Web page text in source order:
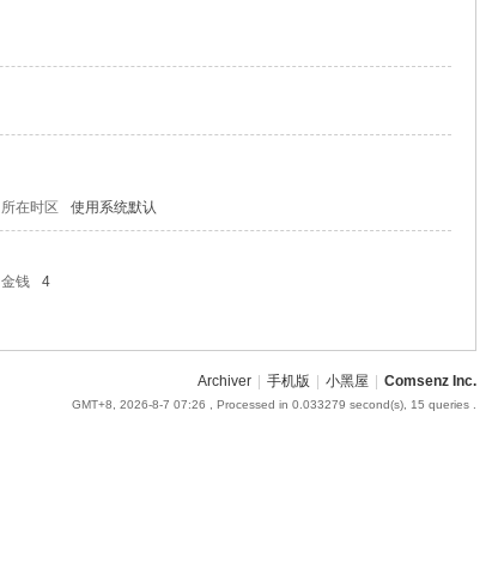
所在时区 使用系统默认
金钱
4
Archiver 手机版 小黑屋 Comsenz Inc.
GMT+8, 2026-8-7 07:26 , Processed in 0.033279 second(s), 15 queries .